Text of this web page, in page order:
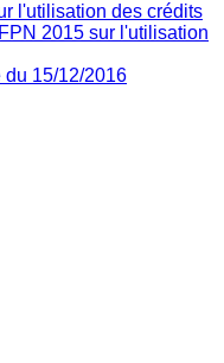
l'utilisation des crédits
2015 sur l'utilisation
15/12/2016